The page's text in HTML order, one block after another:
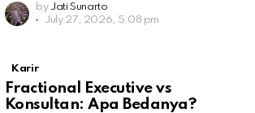
by Jati Sunarto
July 27, 2026, 5:08 pm
Karir
Fractional Executive vs
Konsultan: Apa Bedanya?